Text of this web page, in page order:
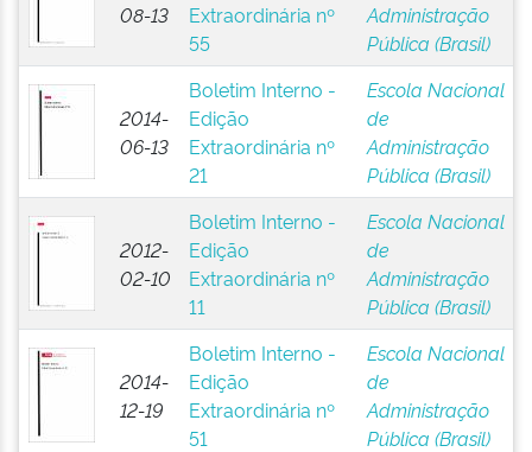
08-13
Extraordinária nº
55
Administração
Pública (Brasil)
2014-
06-13
Boletim Interno -
Edição
Extraordinária nº
21
Escola Nacional
de
Administração
Pública (Brasil)
2012-
02-10
Boletim Interno -
Edição
Extraordinária nº
11
Escola Nacional
de
Administração
Pública (Brasil)
2014-
12-19
Boletim Interno -
Edição
Extraordinária nº
51
Escola Nacional
de
Administração
Pública (Brasil)